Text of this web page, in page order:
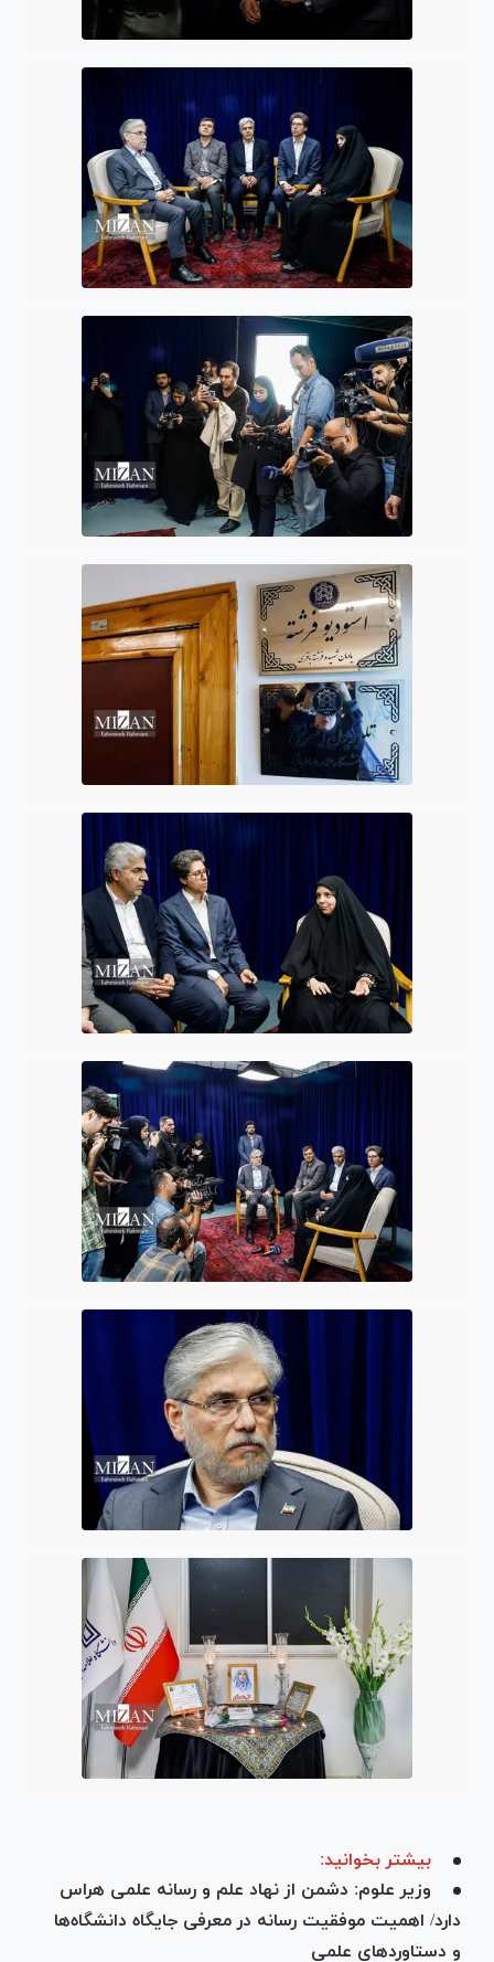
بیشتر بخوانید:
وزیر علوم: دشمن از نهاد علم و رسانه علمی هراس
دارد/ اهمیت موفقیت رسانه در معرفی جایگاه دانشگاه‌ها
و دستاورد‌های علمی